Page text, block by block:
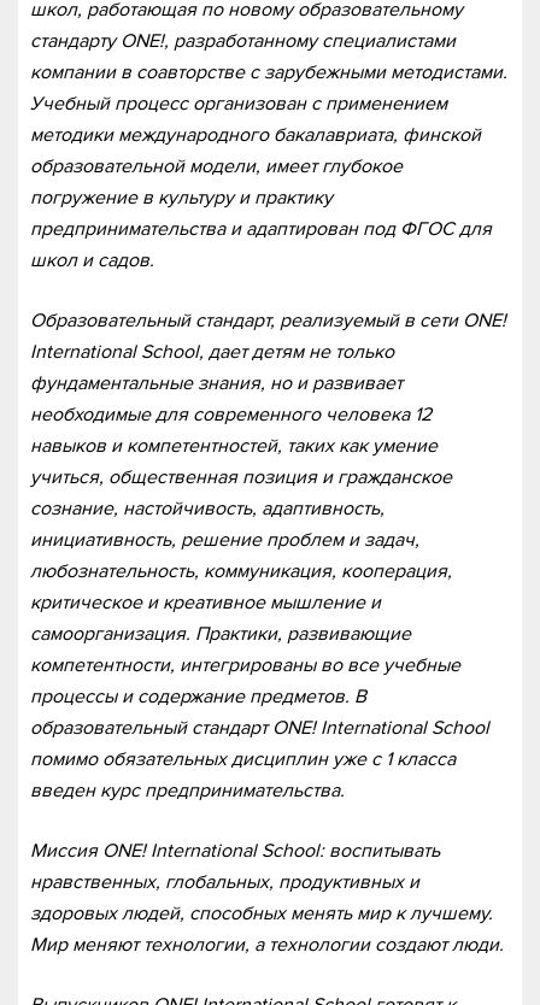
школ, работающая по новому образовательному
стандарту ONE!, разработанному специалистами
компании в соавторстве с зарубежными методистами.
Учебный процесс организован с применением
методики международного бакалавриата, финской
образовательной модели, имеет глубокое
погружение в культуру и практику
предпринимательства и адаптирован под ФГОС для
школ и садов.
Образовательный стандарт, реализуемый в сети ONE!
International School, дает детям не только
фундаментальные знания, но и развивает
необходимые для современного человека 12
навыков и компетентностей, таких как умение
учиться, общественная позиция и гражданское
сознание, настойчивость, адаптивность,
инициативность, решение проблем и задач,
любознательность, коммуникация, кооперация,
критическое и креативное мышление и
самоорганизация. Практики, развивающие
компетентности, интегрированы во все учебные
процессы и содержание предметов. В
образовательный стандарт ONE! International School
помимо обязательных дисциплин уже с 1 класса
введен курс предпринимательства.
Миссия ONE! International School: воспитывать
нравственных, глобальных, продуктивных и
здоровых людей, способных менять мир к лучшему.
Мир меняют технологии, а технологии создают люди.